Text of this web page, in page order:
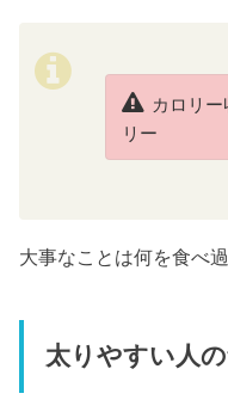
カロリ
リー
大事なことは何を食べ
太りやすい人